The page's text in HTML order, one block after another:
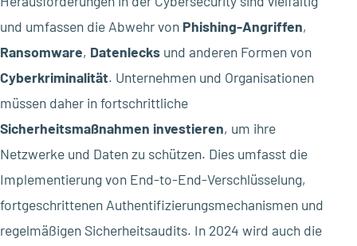
und umfassen die Abwehr von Phishing-Angriffen,
Ransomware, Datenlecks und anderen Formen von
Cyberkriminalität. Unternehmen und Organisationen
müssen daher in fortschrittliche
Sicherheitsmaßnahmen investieren, um ihre
Netzwerke und Daten zu schützen. Dies umfasst die
Implementierung von End-to-End-Verschlüsselung,
fortgeschrittenen Authentifizierungsmechanismen und
regelmäßigen Sicherheitsaudits. In 2024 wird auch die